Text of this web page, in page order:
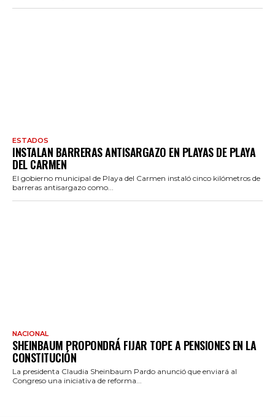
ESTADOS
INSTALAN BARRERAS ANTISARGAZO EN PLAYAS DE PLAYA
DEL CARMEN
El gobierno municipal de Playa del Carmen instaló cinco kilómetros de
barreras antisargazo como...
NACIONAL
SHEINBAUM PROPONDRÁ FIJAR TOPE A PENSIONES EN LA
CONSTITUCIÓN
La presidenta Claudia Sheinbaum Pardo anunció que enviará al
Congreso una iniciativa de reforma...